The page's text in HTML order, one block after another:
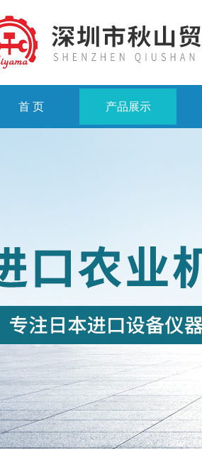
首 页 产品展示